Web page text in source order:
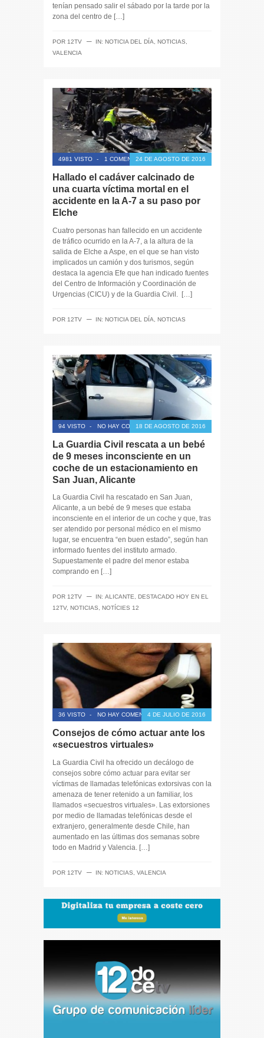
tenían pensado salir el sábado por la tarde por la
zona del centro de […]
POR 12TV ─ IN: NOTICIA DEL DÍA NOTICIAS
VALENCIA
4981 VISTO - 1 COMENTARIO24 DE AGOSTO DE 2016
Hallado el cadáver calcinado de
una cuarta víctima mortal en el
accidente en la A-7 a su paso por
Elche
Cuatro personas han fallecido en un accidente
de tráfico ocurrido en la A-7, a la altura de la
salida de Elche a Aspe, en el que se han visto
implicados un camión y dos turismos, según
destaca la agencia Efe que han indicado fuentes
del Centro de Información y Coordinación de
Urgencias (CICU) y de la Guardia Civil. […]
POR 12TV ─ IN: NOTICIA DEL DÍA NOTICIAS
94 VISTO - NO HAY COMENTARIOS18 DE AGOSTO DE 2016
La Guardia Civil rescata a un bebé
de 9 meses inconsciente en un
coche de un estacionamiento en
San Juan, Alicante
La Guardia Civil ha rescatado en San Juan,
Alicante, a un bebé de 9 meses que estaba
inconsciente en el interior de un coche y que, tras
ser atendido por personal médico en el mismo
lugar, se encuentra “en buen estado”, según han
informado fuentes del instituto armado.
Supuestamente el padre del menor estaba
comprando en […]
POR 12TV ─ IN: ALICANTE, DESTACADO HOY EN EL
12TV, NOTICIAS, NOTÍCIES 12
36 VISTO - NO HAY COMENTARIOS4 DE JULIO DE 2016
Consejos de cómo actuar ante los
«secuestros virtuales»
La Guardia Civil ha ofrecido un decálogo de
consejos sobre cómo actuar para evitar ser
víctimas de llamadas telefónicas extorsivas con la
amenaza de tener retenido a un familiar, los
llamados «secuestros virtuales». Las extorsiones
por medio de llamadas telefónicas desde el
extranjero, generalmente desde Chile, han
aumentado en las últimas dos semanas sobre
todo en Madrid y Valencia. […]
POR 12TV ─ IN: NOTICIAS VALENCIA